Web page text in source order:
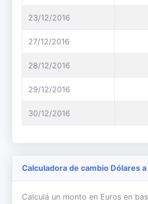
23/12/2016
27/12/2016
28/12/2016
29/12/2016
30/12/2016
Calculadora de cambio Dólares
Calculá un monto en Euros en